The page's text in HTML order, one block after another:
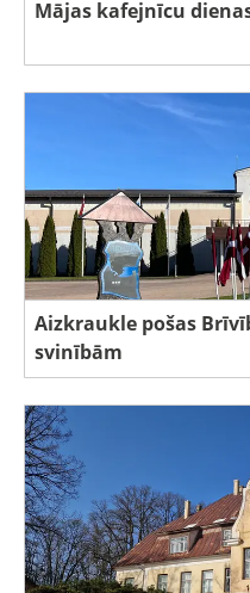
Mājas kafejnīcu
Aizkraukle pošas
svinībām